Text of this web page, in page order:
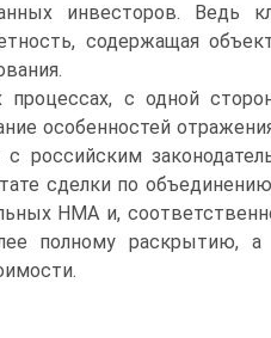
инвесторов. Ведь
содержащая
процессах, с одной
особенностей
с российским
сделки по
НМА и,
полному раскрытию, а